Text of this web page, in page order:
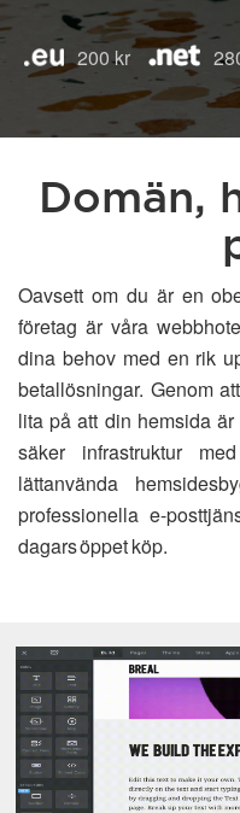
200 kr
Domän,
Oavsett om du är en
företag är våra
dina behov med en rik
betallösningar. Genom
lita på att din hemsida
säker infrastruktur
lättanvända
professionella e-
dagars öppet köp.